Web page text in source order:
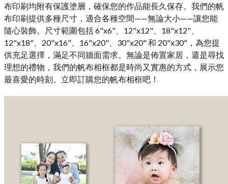
布印刷均附有保護塗層，確保您的作品能長久保存。我們的帆
布印刷提供多種尺寸，適合各種空間——無論大小——讓您能
隨心裝飾。尺寸範圍包括 6"x6"、12"x12"、18"x12"、
12"x18"、20"x16"、16"x20"、30"x20" 和 20"x30"，為您提
供充足選擇，滿足不同牆面需求。無論是佈置家居，還是尋找
理想的禮物，我們的帆布相框都是時尚又實惠的方式，展示您
最喜愛的時刻。立即訂購您的帆布相框吧！